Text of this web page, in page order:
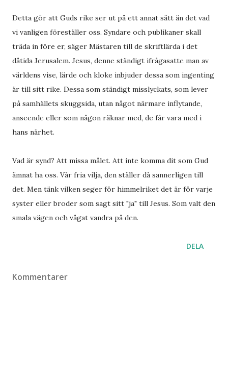
Detta gör att Guds rike ser ut på ett annat sätt än det vad
vi vanligen föreställer oss. Syndare och publikaner skall
träda in före er, säger Mästaren till de skriftlärda i det
dåtida Jerusalem. Jesus, denne ständigt ifrågasatte man av
världens vise, lärde och kloke inbjuder dessa som ingenting
är till sitt rike. Dessa som ständigt misslyckats, som lever
på samhällets skuggsida, utan något närmare inflytande,
anseende eller som någon räknar med, de får vara med i
hans närhet.
Vad är synd? Att missa målet. Att inte komma dit som Gud
ämnat ha oss. Vår fria vilja, den ställer då sannerligen till
det. Men tänk vilken seger för himmelriket det är för varje
syster eller broder som sagt sitt "ja" till Jesus. Som valt den
smala vägen och vågat vandra på den.
DELA
Kommentarer